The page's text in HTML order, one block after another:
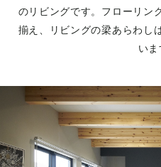
のリビングです。フローリン
揃え、リビングの梁あらわし
いま